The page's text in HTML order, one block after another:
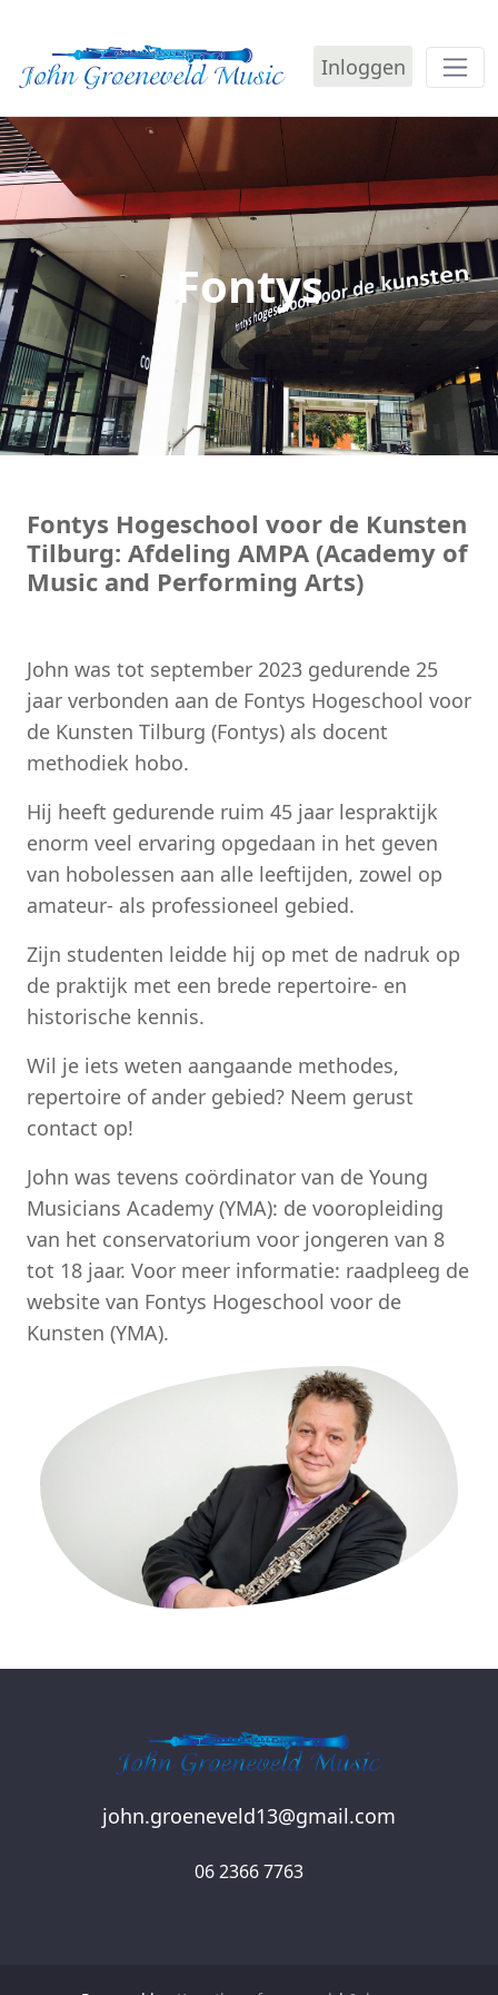
Inloggen
Fontys - John
Fontys
Fontys Hogeschool voor de Kunsten
Tilburg: Afdeling AMPA (Academy of
Music and Performing Arts)
John was tot september 2023 gedurende 25
jaar verbonden aan de Fontys Hogeschool voor
de Kunsten Tilburg (Fontys) als docent
methodiek hobo.
Hij heeft gedurende ruim 45 jaar lespraktijk
enorm veel ervaring opgedaan in het geven
van hobolessen aan alle leeftijden, zowel op
amateur- als professioneel gebied.
Zijn studenten leidde hij op met de nadruk op
de praktijk met een brede repertoire- en
historische kennis.
Wil je iets weten aangaande methodes,
repertoire of ander gebied? Neem gerust
contact op!
John was tevens coördinator van de Young
Musicians Academy (YMA): de vooropleiding
van het conservatorium voor jongeren van 8
tot 18 jaar. Voor meer informatie: raadpleeg de
website van Fontys Hogeschool voor de
Kunsten (YMA).
john.groeneveld13@gmail.com
06 2366 7763